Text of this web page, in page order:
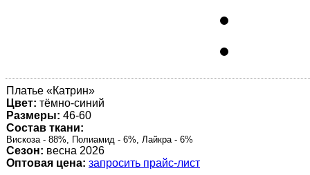
Платье «Катрин»
Цвет: тёмно-синий
Размеры: 46-60
Состав ткани:
Вискоза - 88%, Полиамид - 6%, Лайкра - 6%
Сезон: весна 2026
Оптовая цена: запросить прайс-лист